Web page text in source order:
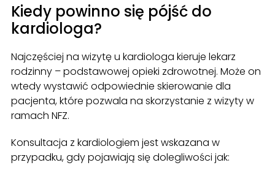
Kiedy powinno się pójść do
kardiologa?
Najczęściej na wizytę u kardiologa kieruje lekarz
rodzinny – podstawowej opieki zdrowotnej. Może on
wtedy wystawić odpowiednie skierowanie dla
pacjenta, które pozwala na skorzystanie z wizyty w
ramach NFZ.
Konsultacja z kardiologiem jest wskazana w
przypadku, gdy pojawiają się dolegliwości jak: